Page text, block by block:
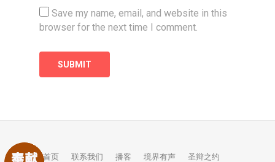
Save my name, email, and website in this
browser for the next time I comment.
首页 联系我们 播客 境界有声 圣辩之约